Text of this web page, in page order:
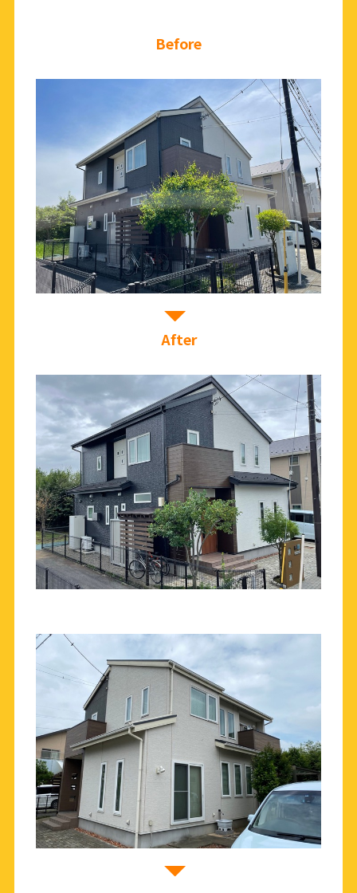
Before
After